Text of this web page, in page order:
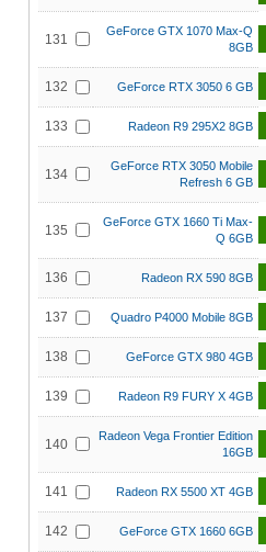
131
GeForce GTX 1070 Max-Q
8GB
132 GeForce RTX 3050 6 GB
133 Radeon R9 295X2 8GB
134
GeForce RTX 3050 Mobile
Refresh 6 GB
135
GeForce GTX 1660 Ti Max-
Q 6GB
136 Radeon RX 590 8GB
137 Quadro P4000 Mobile 8GB
138 GeForce GTX 980 4GB
139 Radeon R9 FURY X 4GB
140
Radeon Vega Frontier Edition
16GB
141 Radeon RX 5500 XT 4GB
142 GeForce GTX 1660 6GB